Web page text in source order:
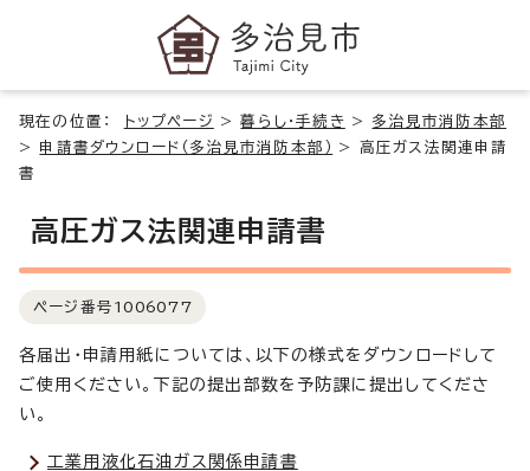
現在の位置： トップページ >暮らし・手続き >多治見市消防本部
> 申請書ダウンロード（多治見市消防本部） > 高圧ガス法関連申請
書
高圧ガス法関連申請書
ページ番号 1006077
各届出・申請用紙については、以下の様式をダウンロードして
ご使用ください。下記の提出部数を予防課に提出してくださ
い。
工業用液化石油ガス関係申請書